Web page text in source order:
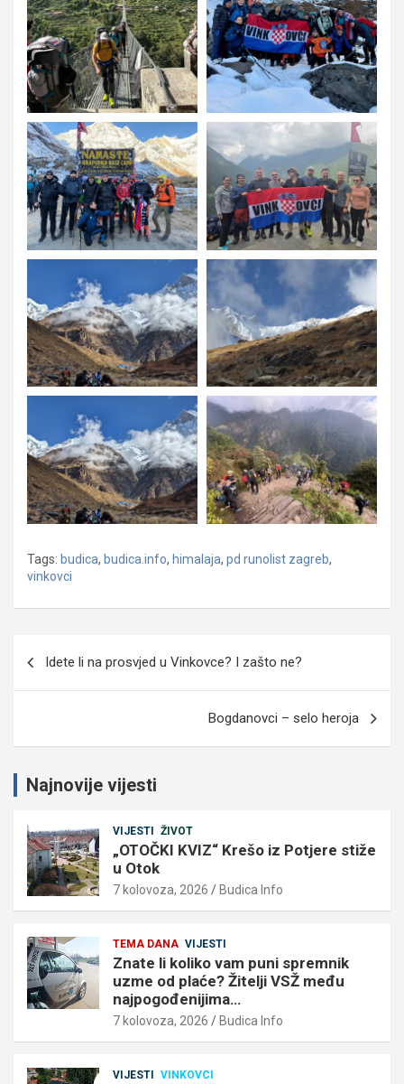
Tags: budica, budica.info, himalaja, pd runolist zagreb,
vinkovci
Idete li na prosvjed u Vinkovce? I zašto ne?
Bogdanovci – selo heroja
Najnovije vijesti
VIJESTI ŽIVOT
„OTOČKI KVIZ“ Krešo iz Potjere stiže
u Otok
7 kolovoza, 2026 Budica Info
TEMA DANA VIJESTI
Znate li koliko vam puni spremnik
uzme od plaće? Žitelji VSŽ među
najpogođenijima…
7 kolovoza, 2026 Budica Info
VIJESTI VINKOVCI